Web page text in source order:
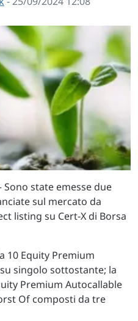
Sono state emesse due
sul mercato da
listing su Cert-X di Borsa
10 Equity Premium
singolo sottostante; la
Premium Autocallable
Of composti da tre